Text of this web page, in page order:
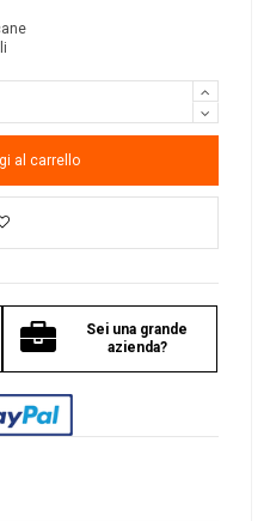
al carrello
Sei una grande
azienda?